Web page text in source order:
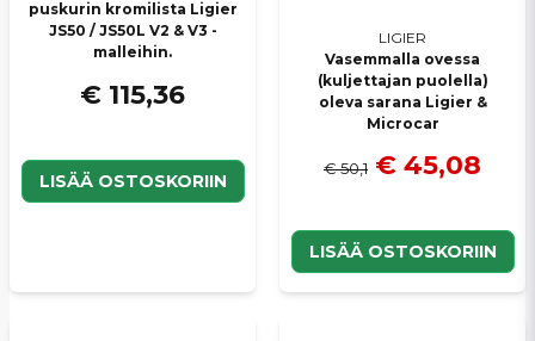
puskurin kromilista Ligier
JS50 / JS50L V2 & V3 -
malleihin.
€ 115,36
LISÄÄ OSTOSKORIIN
LIGIER
Vasemmalla ovessa
(kuljettajan puolella)
oleva sarana Ligier &
Microcar
€ 50,1 € 45,08
LISÄÄ OSTOSKORIIN